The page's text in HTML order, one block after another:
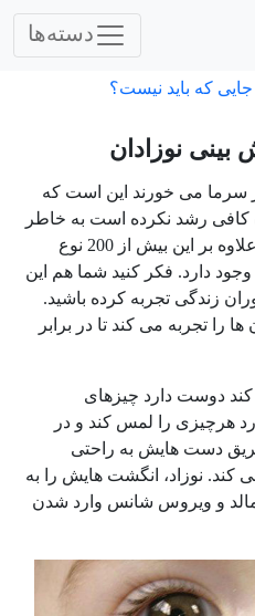
دسته‌ها
که باید نیست؟
نوزادان
سرما می خورند این است که
کافی رشد نکرده است به خاطر
همین بیشتر مریض می شوند. علاوه بر این بیش از 200 نوع
دارد. فکر کنید شما هم این
زندگی تجربه کرده باشید.
را تجربه می کند تا در برابر
دوست دارد چیزهای
هرچیزی را لمس کند و در
طریق دست هایش به راحتی
کند. نوزاد، انگشت هایش را به
و ویروس شانس وارد شدن